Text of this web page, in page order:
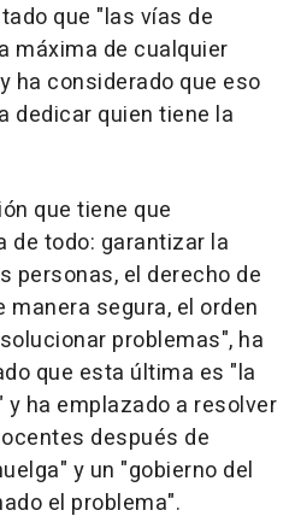
que "las vías de
máxima de cualquier
ha considerado que eso
dedicar quien tiene la
que tiene que
de todo: garantizar la
personas, el derecho de
segura, el orden
problemas", ha
que esta última es "la
ha emplazado a resolver
después de
y un "gobierno del
el problema".